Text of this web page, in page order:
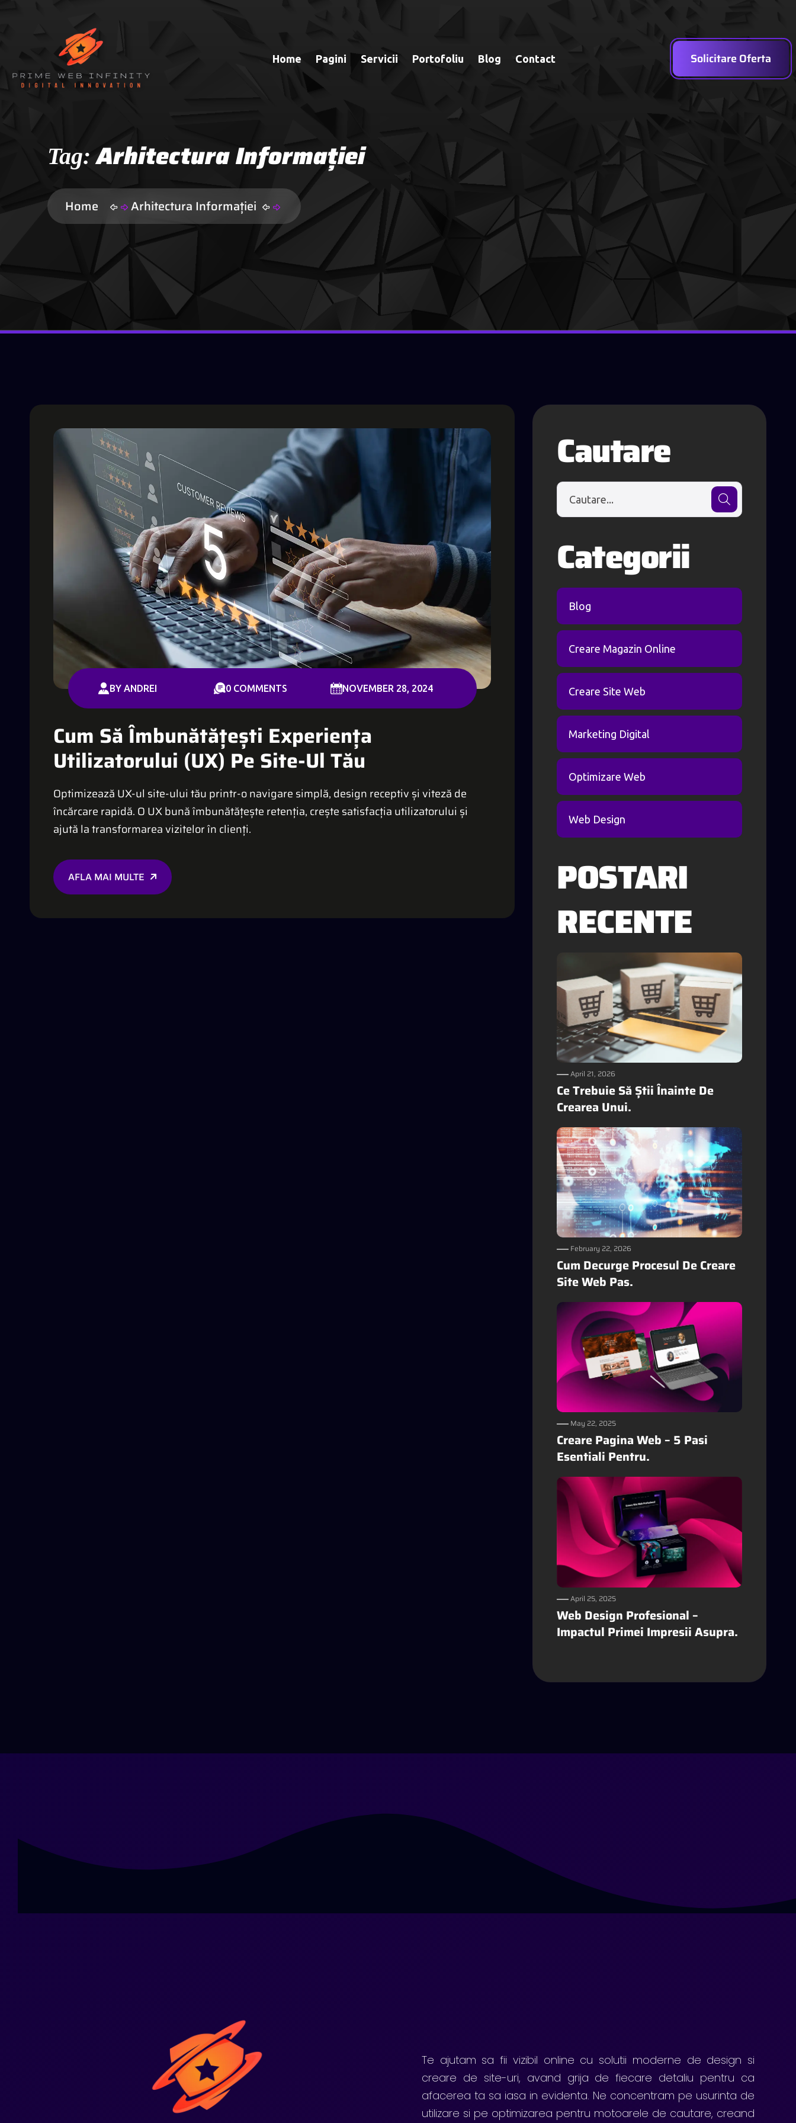
Home Pagini Servicii Portofoliu Blog Contact Solicitare Oferta
Tag:Arhitectura Informației
Home Arhitectura Informației
BY ANDREI 0 COMMENTS NOVEMBER 28, 2024
Cum Să Îmbunătățești Experiența
Utilizatorului (UX) Pe Site-Ul Tău
Optimizează UX-ul site-ului tău printr-o navigare simplă, design receptiv și viteză de
încărcare rapidă. O UX bună îmbunătățește retenția, crește satisfacția utilizatorului și
ajută la transformarea vizitelor în clienți.
AFLA MAI MULTE
Cautare
Categorii
Blog
Creare Magazin Online
Creare Site Web
Marketing Digital
Optimizare Web
Web Design
POSTARI
RECENTE
April 21, 2026
Ce Trebuie Să Știi Înainte De
Crearea Unui.
February 22, 2026
Cum Decurge Procesul De Creare
Site Web Pas.
May 22, 2025
Creare Pagina Web – 5 Pasi
Esentiali Pentru.
April 25, 2025
Web Design Profesional –
Impactul Primei Impresii Asupra.
Te ajutam sa fii vizibil online cu solutii moderne de design si
creare de site-uri, avand grija de fiecare detaliu pentru ca
afacerea ta sa iasa in evidenta. Ne concentram pe usurinta de
utilizare si pe optimizarea pentru motoarele de cautare, creand